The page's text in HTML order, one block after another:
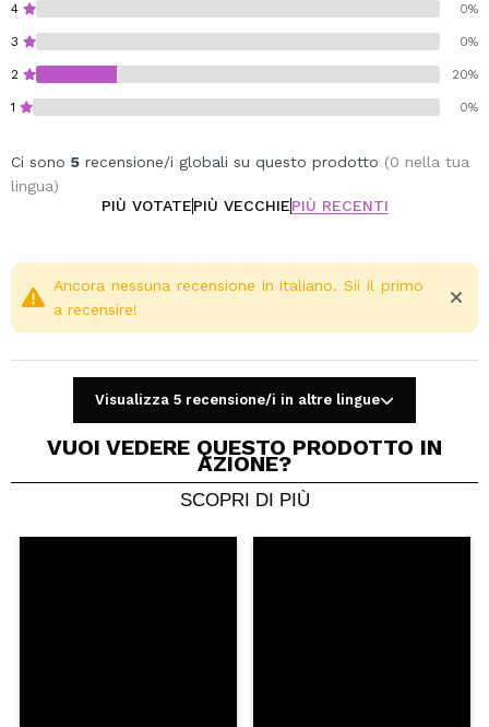
4 0%
3 0%
2 20%
1 0%
Ci sono 5 recensione/i globali su questo prodotto (0 nella tua
lingua)
PIÙ VOTATEPIÙ VECCHIEPIÙ RECENTI
Condividi un video o una foto
Il tuo video potrebbe essere il primo. Immaginalo...
Ancora nessuna recensione in italiano. Sii il primo
a recensire!
Visualizza 5 recensione/i in altre lingue
VUOI VEDERE QUESTO PRODOTTO IN
AZIONE?
SCOPRI DI PIÙ